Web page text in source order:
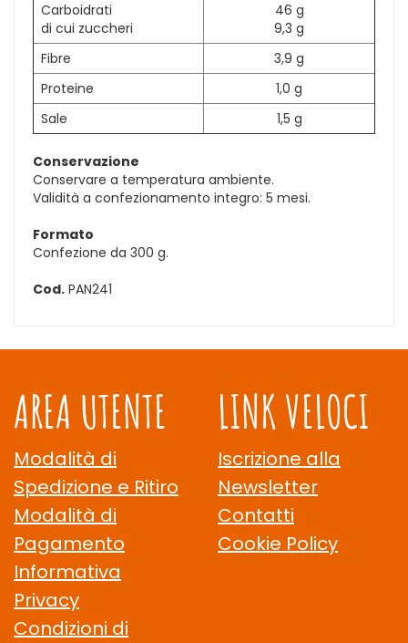
Carboidrati
di cui zuccheri
46 g
9,3 g
Fibre
3,9 g
Proteine
1,0 g
Sale
1,5 g
Conservazione
Conservare a temperatura ambiente.
Validità a confezionamento integro: 5 mesi.
Formato
Confezione da 300 g.
Cod. PAN241
AREA UTENTE
Modalità di
Spedizione e Ritiro
Modalità di
Pagamento
Informativa
Privacy
Condizioni di
LINK VELOCI
Iscrizione alla
Newsletter
Contatti
Cookie Policy